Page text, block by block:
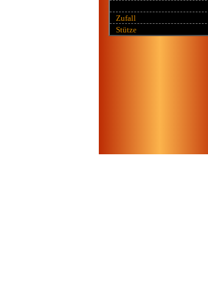
Zufall
Stütze